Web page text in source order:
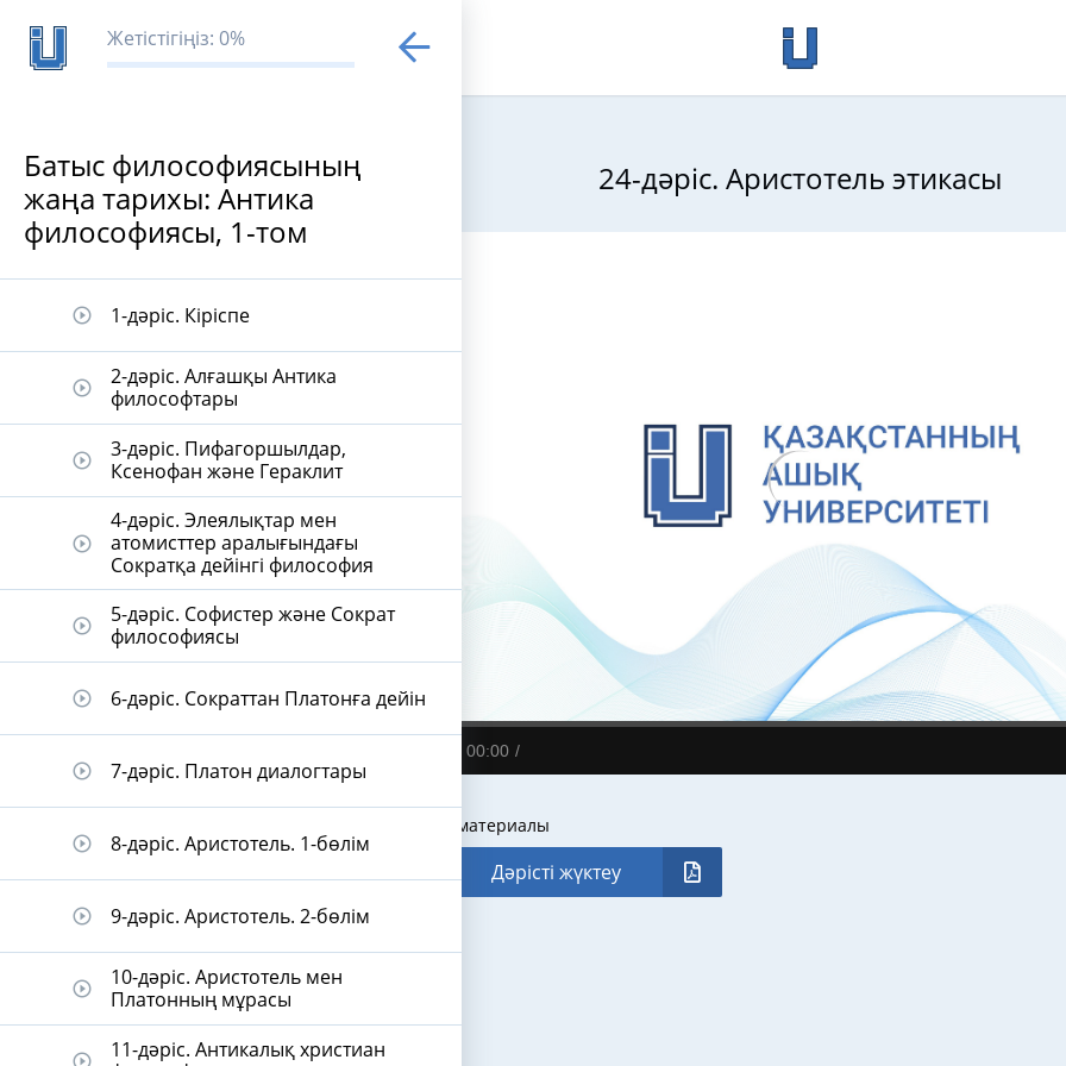
Жетістігіңіз: 0%
Батыс философиясының
жаңа тарихы: Антика
философиясы, 1-том
play_circle_outline 1-дәріс. Кіріспе
play_circle_outline
2-дәріс. Алғашқы Антика
философтары
play_circle_outline
3-дәріс. Пифагоршылдар,
Ксенофан және Гераклит
play_circle_outline
4-дәріс. Элеялықтар мен
атомисттер аралығындағы
Сократқа дейінгі философия
play_circle_outline
5-дәріс. Софистер және Сократ
философиясы
play_circle_outline 6-дәріс. Сократтан Платонға дейін
play_circle_outline 7-дәріс. Платон диалогтары
play_circle_outline 8-дәріс. Аристотель. 1-бөлім
play_circle_outline 9-дәріс. Аристотель. 2-бөлім
play_circle_outline
10-дәріс. Аристотель мен
Платонның мұрасы
play_circle_outline
11-дәріс. Антикалық христиан
24-дәріс. Аристотель этикасы
Батыс философиясының жаңа тарихы: Антика философиясы,
00:00
Видеодәріс материалы
Дәрісті жүктеу